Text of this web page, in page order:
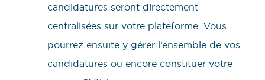
candidatures seront directement
centralisées sur votre plateforme. Vous
pourrez ensuite y gérer l’ensemble de vos
candidatures ou encore constituer votre